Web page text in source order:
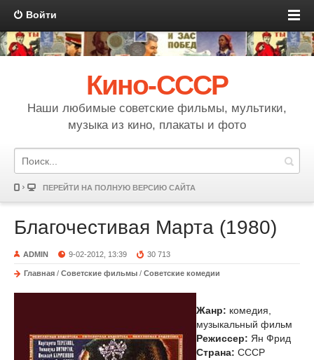
Войти
Кино-СССР
Наши любимые советские фильмы, мультики,
музыка из кино, плакаты и фото
ПЕРЕЙТИ НА ПОЛНУЮ ВЕРСИЮ САЙТА
Благочестивая Марта (1980)
ADMIN 9-02-2012, 13:39 30 713
Главная / Советские фильмы / Советские комедии
Жанр: комедия,
музыкальный фильм
Режиссер: Ян Фрид
Страна: СССР